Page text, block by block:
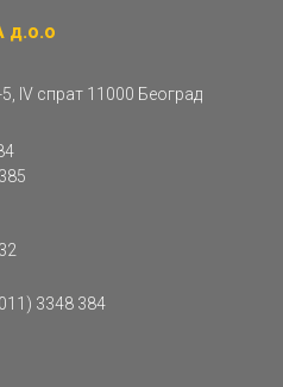
д.о.о
IV спрат 11000 Београд
3348 384